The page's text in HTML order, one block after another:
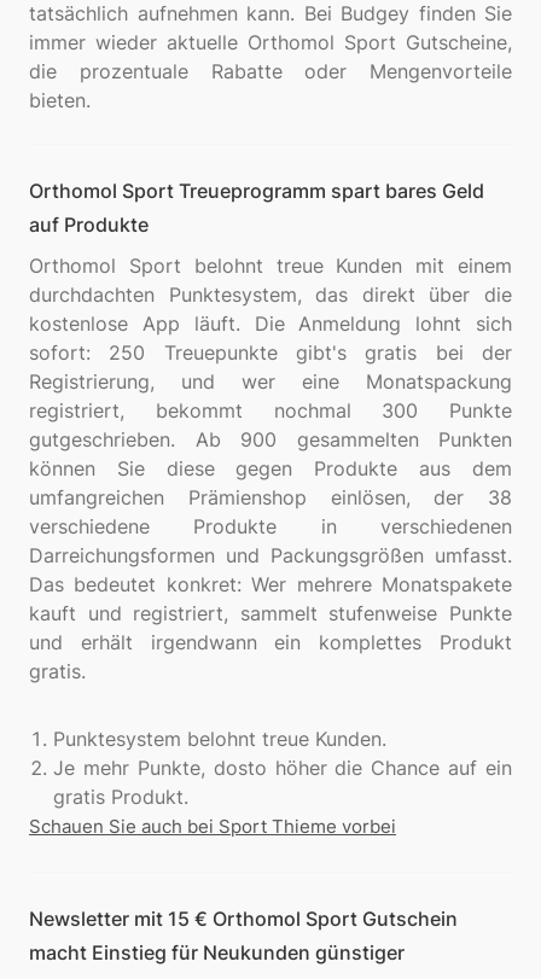
tatsächlich aufnehmen kann. Bei Budgey finden Sie
immer wieder aktuelle Orthomol Sport Gutscheine,
die prozentuale Rabatte oder Mengenvorteile
Orthomol Sport Treueprogramm spart bares Geld
auf Produkte
Orthomol Sport belohnt treue Kunden mit einem
durchdachten Punktesystem, das direkt über die
kostenlose App läuft. Die Anmeldung lohnt sich
sofort: 250 Treuepunkte gibt's gratis bei der
Registrierung, und wer eine Monatspackung
registriert, bekommt nochmal 300 Punkte
gutgeschrieben. Ab 900 gesammelten Punkten
können Sie diese gegen Produkte aus dem
umfangreichen Prämienshop einlösen, der 38
verschiedene Produkte in verschiedenen
Darreichungsformen und Packungsgrößen umfasst.
Das bedeutet konkret: Wer mehrere Monatspakete
kauft und registriert, sammelt stufenweise Punkte
und erhält irgendwann ein komplettes Produkt
gratis.
Punktesystem belohnt treue Kunden.
Je mehr Punkte, dosto höher die Chance auf ein
gratis Produkt.
Schauen Sie auch bei Sport Thieme vorbei
Newsletter mit 15 € Orthomol Sport Gutschein
macht Einstieg für Neukunden günstiger